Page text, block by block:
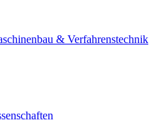
& Verfahrenstechnik